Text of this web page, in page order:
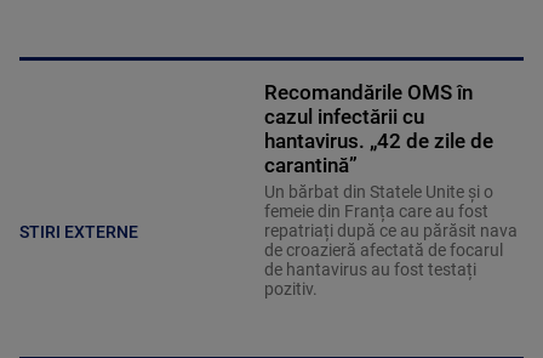
STIRI EXTERNE
Recomandările OMS în
cazul infectării cu
hantavirus. „42 de zile de
carantină”
Un bărbat din Statele Unite și o
femeie din Franța care au fost
repatriați după ce au părăsit nava
de croazieră afectată de focarul
de hantavirus au fost testați
pozitiv.